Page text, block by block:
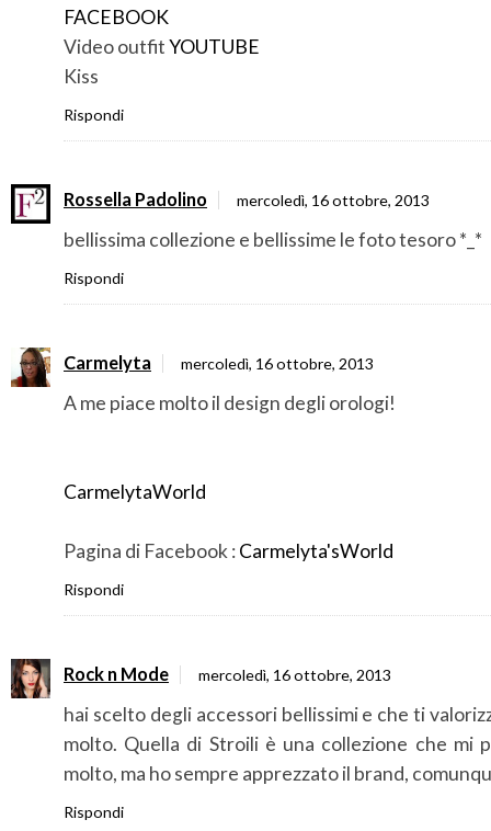
FACEBOOK
Video outfitYOUTUBE
Kiss
Rispondi
Rossella Padolino mercoledì, 16 ottobre, 2013
bellissima collezione e bellissime le foto tesoro *_*
Rispondi
Carmelyta mercoledì, 16 ottobre, 2013
A me piace molto il design degli orologi!
CarmelytaWorld
Pagina di Facebook :Carmelyta'sWorld
Rispondi
Rock n Mode mercoledì, 16 ottobre, 2013
hai scelto degli accessori bellissimi e che ti
molto. Quella di Stroili è una collezione che mi
molto, ma ho sempre apprezzato il brand,
Rispondi